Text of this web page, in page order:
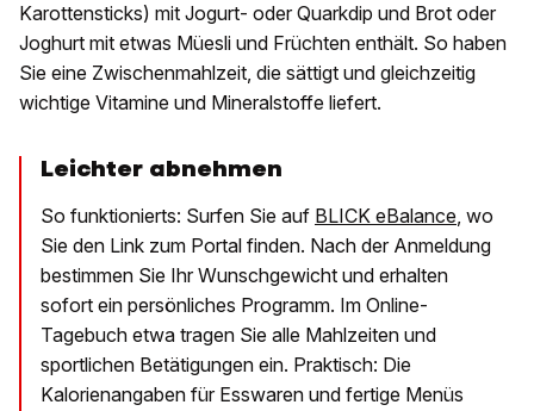
Karottensticks) mit Jogurt- oder Quarkdip und Brot oder
Joghurt mit etwas Müesli und Früchten enthält. So haben
Sie eine Zwischenmahlzeit, die sättigt und gleichzeitig
wichtige Vitamine und Mineralstoffe liefert.
Leichter abnehmen
So funktionierts: Surfen Sie auf BLICK eBalance, wo
Sie den Link zum Portal finden. Nach der Anmeldung
bestimmen Sie Ihr Wunschgewicht und erhalten
sofort ein persönliches Programm. Im Online-
Tagebuch etwa tragen Sie alle Mahlzeiten und
sportlichen Betätigungen ein. Praktisch: Die
Kalorienangaben für Esswaren und fertige Menüs